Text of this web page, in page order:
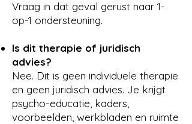
Vraag in dat geval gerust naar 1-
op-1 ondersteuning.
Is dit therapie of juridisch
advies?
Nee. Dit is geen individuele therapie
en geen juridisch advies. Je krijgt
psycho-educatie, kaders,
voorbeelden, werkbladen en ruimte